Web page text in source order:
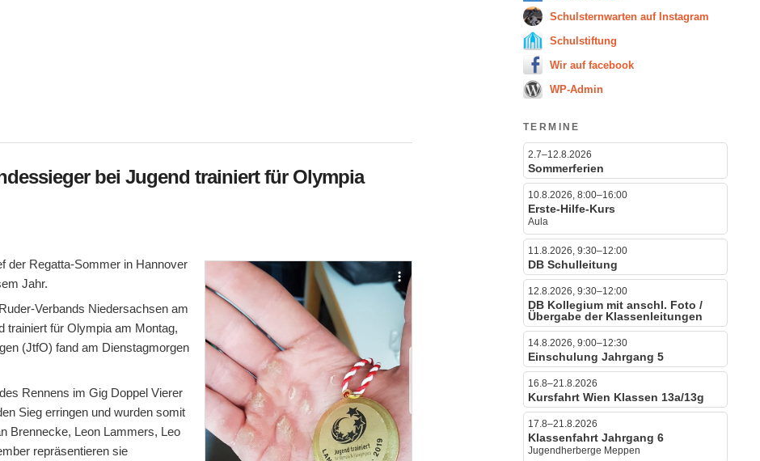
bei Jugend trainiert für Olympia
der Regatta-Sommer in Hannover
Jahr.
Verbands Niedersachsen am
trainiert für Olympia am Montag,
(JtfO) fand am Dienstagmorgen
Rennens im Gig Doppel Vierer
Sieg erringen und wurden somit
Brennecke, Leon Lammers, Leo
repräsentieren sie
Schulsternwarten auf Instagram
Schulstiftung
Wir auf facebook
WP-Admin
TERMINE
2.7–12.8.2026
Sommerferien
10.8.2026, 8:00–16:00
Erste-Hilfe-Kurs
Aula
11.8.2026, 9:30–12:00
DB Schulleitung
12.8.2026, 9:30–12:00
DB Kollegium mit anschl. Foto /
Übergabe der Klassenleitungen
14.8.2026, 9:00–12:30
Einschulung Jahrgang 5
16.8–21.8.2026
Kursfahrt Wien Klassen 13a/13g
17.8–21.8.2026
Klassenfahrt Jahrgang 6
Jugendherberge Meppen